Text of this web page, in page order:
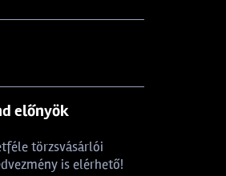
előnyök
törzsvásárlói
is elérhető!